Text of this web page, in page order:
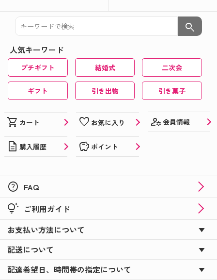
search
人気キーワード
プチギフト 結婚式 二次会
ギフト 引き出物 引き菓子
shopping_cart カート favorite お気に入り manage_accounts 会員情報
description 購入履歴 savings ポイント
help FAQ
tips_and_updates ご利用ガイド
お支払い方法について
配送について
配達希望日、時間帯の指定について